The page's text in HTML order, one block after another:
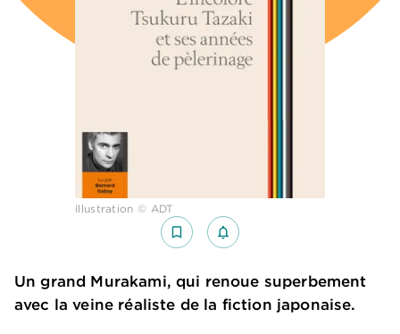
Illustration © ADT
bookmark_border notifications_none_outlined
Un grand Murakami, qui renoue superbement
avec la veine réaliste de la fiction japonaise.